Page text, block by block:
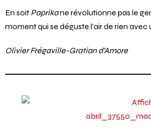
En soit Paprikane révolutionne pas le
moment qui se déguste l’air de rien avec
Olivier Frégaville-Gratian d’Amore